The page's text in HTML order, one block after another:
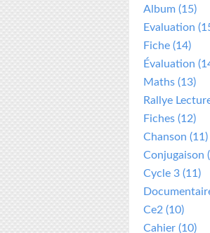
Album (15)
Evaluation
Fiche (14)
Évaluation
Maths (13)
Rallye
Fiches (12)
Chanson (11)
Conjugaison
Cycle 3 (11)
Ce2 (10)
Cahier (10)